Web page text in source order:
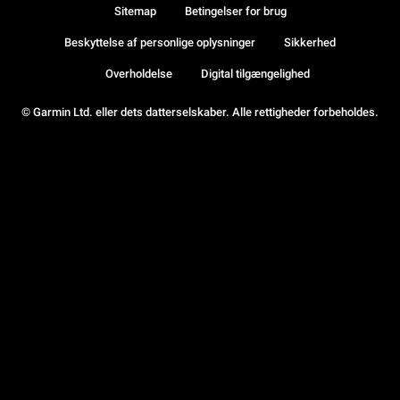
© Garmin Ltd. eller dets datterselskaber. Alle rettigheder forbeholdes.
Sitemap Betingelser for brug
Beskyttelse af personlige oplysninger Sikkerhed
Overholdelse Digital tilgængelighed